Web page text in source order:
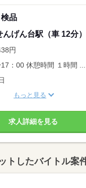
品
げん台駅（車 12分）
円
：00 休憩時間 １時間 ...
もっと見る
求人詳細を見る
トしたバイトル案